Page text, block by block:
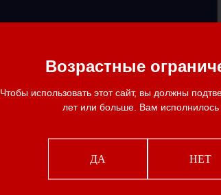
Возрастные
Чтобы использовать этот сайт, вы должны
лет или больше. Вам
ДА НЕТ